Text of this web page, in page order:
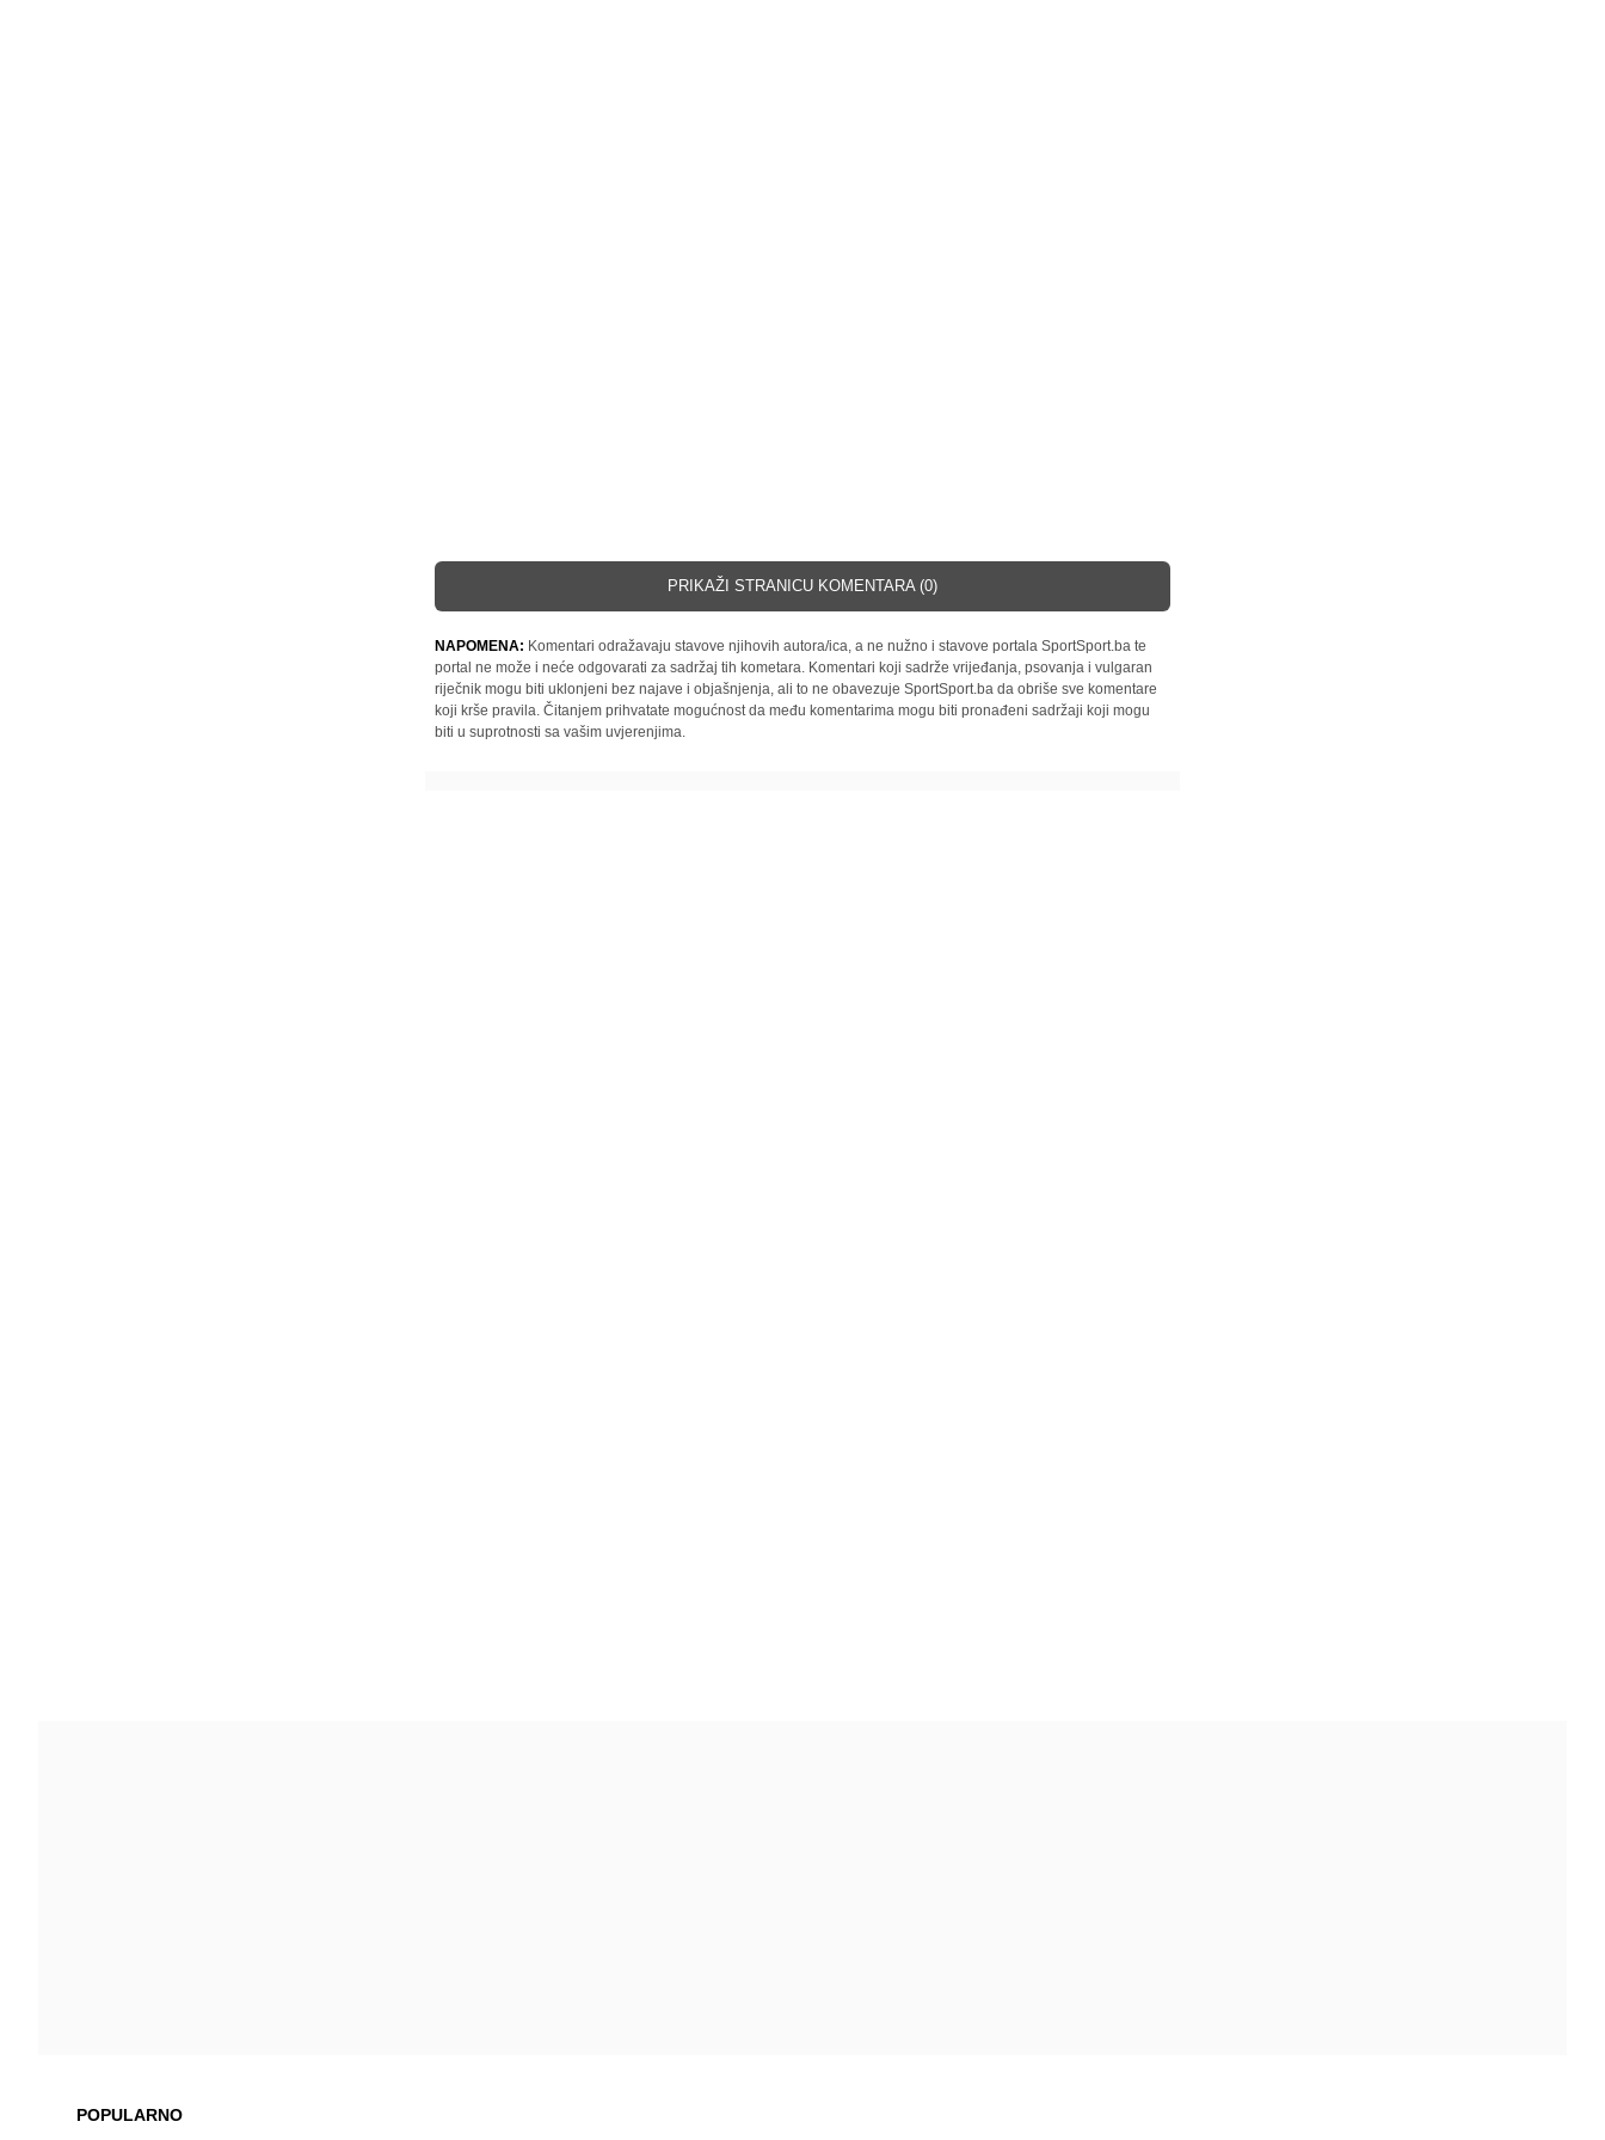
PRIKAŽI STRANICU KOMENTARA (0)
NAPOMENA: Komentari odražavaju stavove njihovih autora/ica, a ne nužno i stavove portala SportSport.ba te
portal ne može i neće odgovarati za sadržaj tih kometara. Komentari koji sadrže vrijeđanja, psovanja i vulgaran
riječnik mogu biti uklonjeni bez najave i objašnjenja, ali to ne obavezuje SportSport.ba da obriše sve komentare
koji krše pravila. Čitanjem prihvatate mogućnost da među komentarima mogu biti pronađeni sadržaji koji mogu
biti u suprotnosti sa vašim uvjerenjima.
POPULARNO